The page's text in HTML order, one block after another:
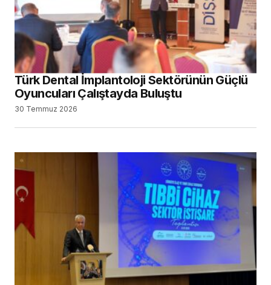
Türk Dental İmplantoloji Sektörünün Güçlü
Oyuncuları Çalıştayda Buluştu
30 Temmuz 2026